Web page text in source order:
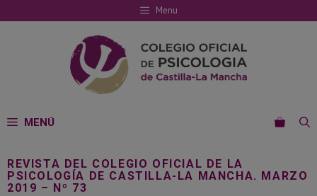
al
Menu
MENÚ
REVISTA DEL COLEGIO OFICIAL DE LA
PSICOLOGÍA DE CASTILLA-LA MANCHA. MARZO
2019 – Nº 73